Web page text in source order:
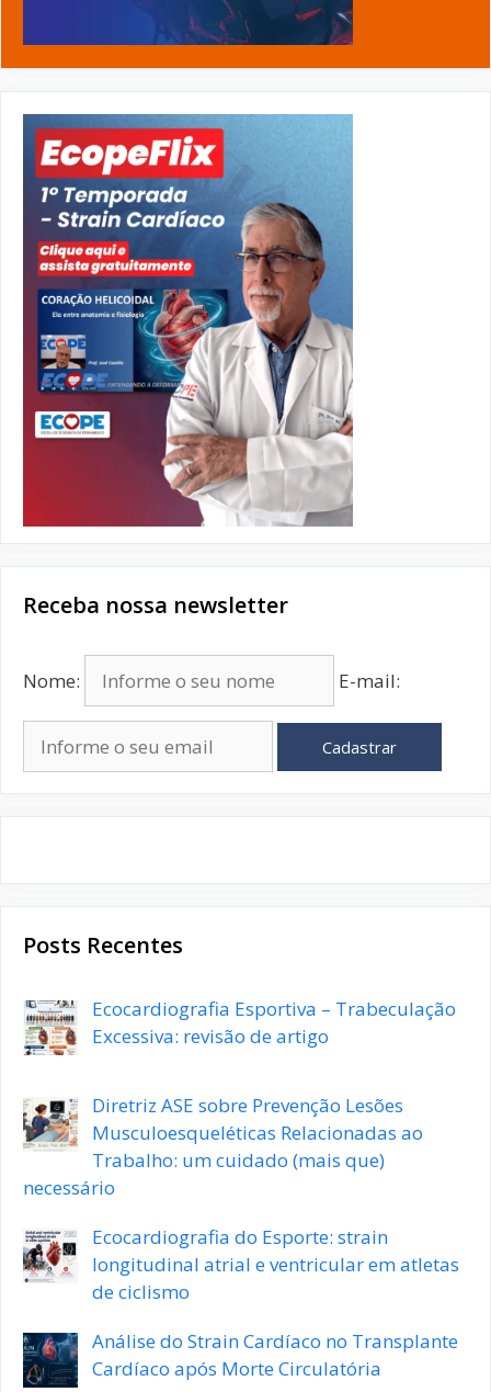
Receba nossa newsletter
Nome: E-mail:
Cadastrar
Posts Recentes
Ecocardiografia Esportiva – Trabeculação
Excessiva: revisão de artigo
Diretriz ASE sobre Prevenção Lesões
Musculoesqueléticas Relacionadas ao
Trabalho: um cuidado (mais que)
necessário
Ecocardiografia do Esporte: strain
longitudinal atrial e ventricular em atletas
de ciclismo
Análise do Strain Cardíaco no Transplante
Cardíaco após Morte Circulatória